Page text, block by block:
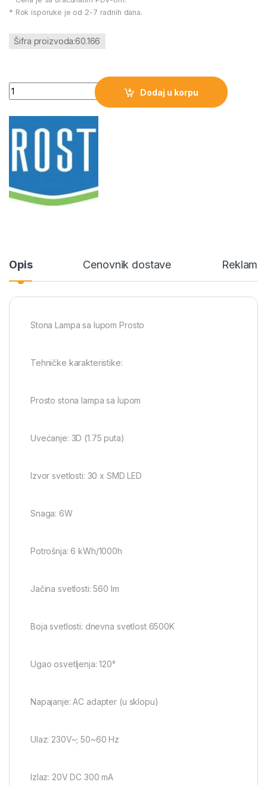
* Rok isporuke je od 2-7 radnih dana.
Šifra proizvoda:60.166
Stona Lampa sa lupom Prosto količina
Dodaj u korpu
Opis Cenovnik dostave
Stona Lampa sa lupom Prosto
Tehničke karakteristike:
Prosto stona lampa sa lupom
Uvećanje: 3D (1.75 puta)
Izvor svetlosti: 30 x SMD LED
Snaga: 6W
Potrošnja: 6 kWh/1000h
Jačina svetlosti: 560 lm
Boja svetlosti: dnevna svetlost 6500K
Ugao osvetljenja: 120°
Napajanje: AC adapter (u sklopu)
Ulaz: 230V~; 50~60 Hz
Izlaz: 20V DC 300 mA